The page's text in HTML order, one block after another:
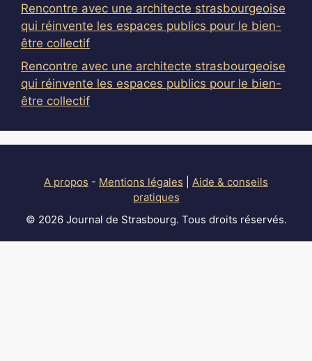
Rencontre avec une architecte strasbourgeoise
qui réinvente les espaces publics pour le bien-
être collectif
Rencontre avec une architecte strasbourgeoise
qui réinvente les espaces publics pour le bien-
être collectif
A propos - Mentions légales
Aide & conseils
pratiques
© 2026 Journal de Strasbourg. Tous droits réservés.